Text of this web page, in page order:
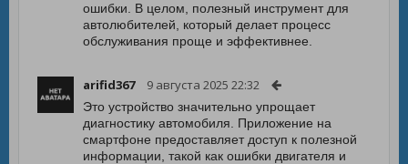
ошибки. В целом, полезный инструмент для
автолюбителей, который делает процесс
обслуживания проще и эффективнее.
arifid367 9 августа 2025 22:32
Это устройство значительно упрощает
диагностику автомобиля. Приложение на
смартфоне предоставляет доступ к полезной
информации, такой как ошибки двигателя и